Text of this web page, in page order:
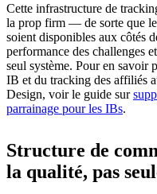
Cette infrastructure de
la prop firm — de sorte que
soient disponibles aux côtés
performance des challenges
seul système. Pour en savoir
IB et du tracking des affiliés
Design, voir le guide sur
parrainage pour les IBs.
Structure de
la qualité, pas